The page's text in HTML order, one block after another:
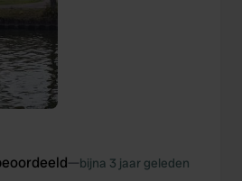
—bijna 3 jaar geleden